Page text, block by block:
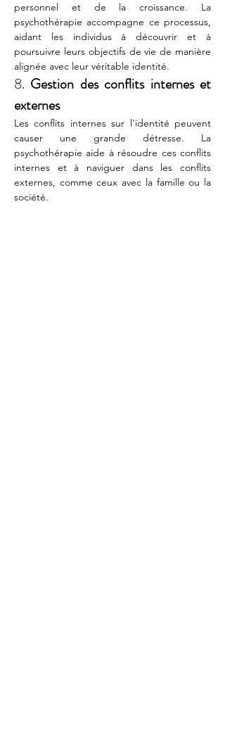
personnel et de la croissance. La
psychothérapie accompagne ce processus,
aidant les individus à découvrir et à
poursuivre leurs objectifs de vie de manière
alignée avec leur véritable identité.
8. Gestion des conflits internes et
externes
Les conflits internes sur l'identité peuvent
causer une grande détresse. La
psychothérapie aide à résoudre ces conflits
internes et à naviguer dans les conflits
externes, comme ceux avec la famille ou la
société.